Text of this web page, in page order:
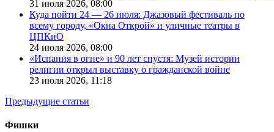
31 июля 2026, 08:00
Куда пойти 24 — 26 июля: Джазовый фестиваль по
всему городу, «Окна Открой» и уличные театры в
ЦПКиО
24 июля 2026, 08:00
«Испания в огне» и 90 лет спустя: Музей истории
религии открыл выставку о гражданской войне
23 июля 2026, 11:18
Предыдущие статьи
Фишки